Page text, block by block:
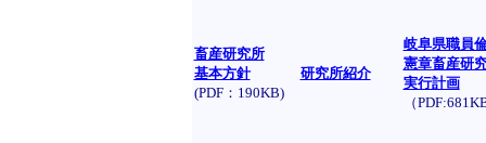
畜産研究所
基本方針
(PDF：190KB)
研究所紹介
岐阜県職員
憲章畜産研
実行計画
（